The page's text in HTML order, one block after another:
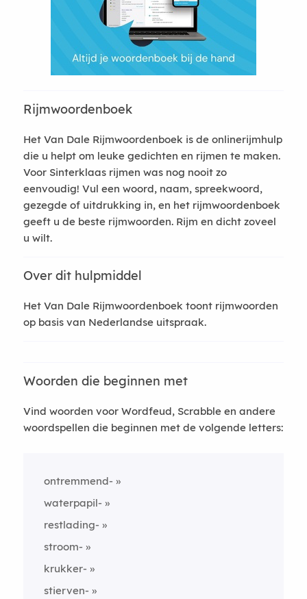
Rijmwoordenboek
Het Van Dale Rijmwoordenboek is de onlinerijmhulp
die u helpt om leuke gedichten en rijmen te maken.
Voor Sinterklaas rijmen was nog nooit zo
eenvoudig! Vul een woord, naam, spreekwoord,
gezegde of uitdrukking in, en het rijmwoordenboek
geeft u de beste rijmwoorden. Rijm en dicht zoveel
u wilt.
Over dit hulpmiddel
Het Van Dale Rijmwoordenboek toont rijmwoorden
op basis van Nederlandse uitspraak.
Woorden die beginnen met
Vind woorden voor Wordfeud, Scrabble en andere
woordspellen die beginnen met de volgende letters:
ontremmend-
waterpapil-
restlading-
stroom-
krukker-
stierven-